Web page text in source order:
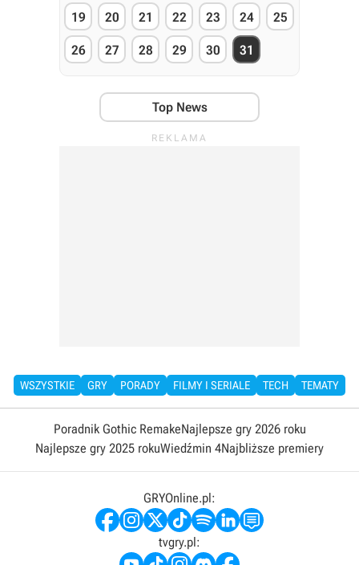
19 20 21 22 23 24 25
26 27 28 29 30 31
Top News
WSZYSTKIE GRY PORADY FILMY I SERIALE TECH TEMATY
Poradnik Gothic RemakeNajlepsze gry 2026 roku
Najlepsze gry 2025 rokuWiedźmin 4Najbliższe premiery
GRYOnline.pl:
tvgry.pl: